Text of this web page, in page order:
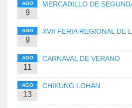
AGO
9
MERCADILLO DE
AGO
9
XVII FERIA REGIONAL DE
AGO
11
CARNAVAL DE VERANO
AGO
13
CHIKUNG LOHAN